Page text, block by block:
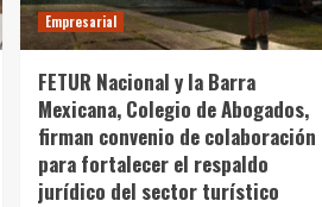
Empresarial
FETUR Nacional y la Barra
Mexicana, Colegio de Abogados,
firman convenio de colaboración
para fortalecer el respaldo
jurídico del sector turístico